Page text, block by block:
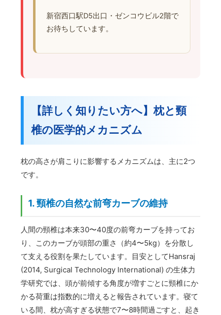
新宿西口駅D5出口・ゼンコウビル2階で
お待ちしています。
【詳しく知りたい方へ】枕と頸
椎の医学的メカニズム
枕の高さが肩こりに影響するメカニズムは、主に2つ
です。
1. 頸椎の自然な前弯カーブの維持
人間の頸椎は本来30〜40度の前弯カーブを持ってお
り、このカーブが頭部の重さ（約4〜5kg）を分散し
て支える役割を果たしています。目安としてHansraj
(2014, Surgical Technology International) の生体力
学研究では、頭が前傾する角度が増すごとに頸椎にか
かる荷重は指数的に増えると報告されています。寝て
いる間、枕が高すぎる状態で7〜8時間過ごすと、起き